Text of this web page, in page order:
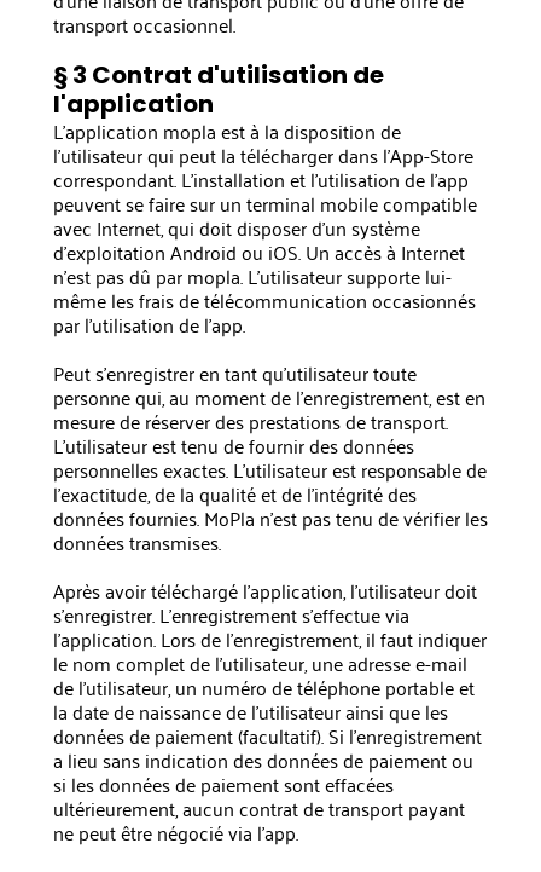
transport occasionnel.
§ 3 Contrat d'utilisation de
l'application
L'application mopla est à la disposition de
l'utilisateur qui peut la télécharger dans l'App-Store
correspondant. L'installation et l'utilisation de l'app
peuvent se faire sur un terminal mobile compatible
avec Internet, qui doit disposer d'un système
d'exploitation Android ou iOS. Un accès à Internet
n'est pas dû par mopla. L'utilisateur supporte lui-
même les frais de télécommunication occasionnés
par l'utilisation de l'app.
Peut s'enregistrer en tant qu'utilisateur toute
personne qui, au moment de l'enregistrement, est en
mesure de réserver des prestations de transport.
L'utilisateur est tenu de fournir des données
personnelles exactes. L'utilisateur est responsable de
l'exactitude, de la qualité et de l'intégrité des
données fournies. MoPla n'est pas tenu de vérifier les
données transmises.
Après avoir téléchargé l'application, l'utilisateur doit
s'enregistrer. L'enregistrement s'effectue via
l'application. Lors de l'enregistrement, il faut indiquer
le nom complet de l'utilisateur, une adresse e-mail
de l'utilisateur, un numéro de téléphone portable et
la date de naissance de l'utilisateur ainsi que les
données de paiement (facultatif). Si l'enregistrement
a lieu sans indication des données de paiement ou
si les données de paiement sont effacées
ultérieurement, aucun contrat de transport payant
ne peut être négocié via l'app.